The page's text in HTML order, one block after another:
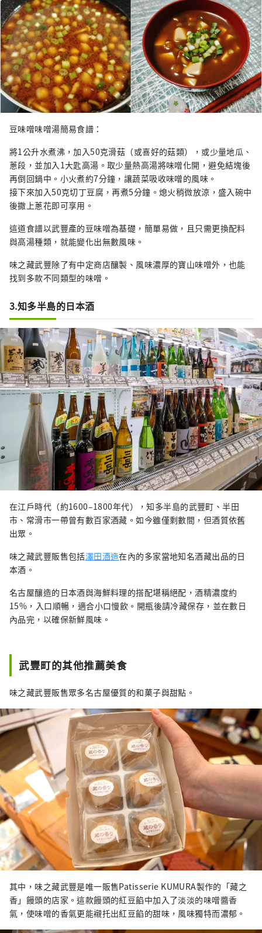
豆味噌味噌湯簡易食譜：
將1公升水煮沸，加入50克滑菇（或喜好的菇類），或少量地瓜、
蔥段，並加入1大匙高湯。取少量熱高湯將味噌化開，避免結塊後
再倒回鍋中。小火煮約7分鐘，讓蔬菜吸收味噌的風味。
接下來加入50克切丁豆腐，再煮5分鐘。熄火稍微放涼，盛入碗中
後撒上蔥花即可享用。
這道食譜以武豐產的豆味噌為基礎，簡單易做，且只需更換配料
與高湯種類，就能變化出無數風味。
味之藏武豐除了有中定商店釀製、風味濃厚的寶山味噌外，也能
找到多款不同類型的味噌。
3.知多半島的日本酒
在江戶時代（約1600–1800年代），知多半島的武豐町、半田
市、常滑市一帶曾有數百家酒藏。如今雖僅剩數間，但酒質依舊
出眾。
味之藏武豐販售包括澤田酒造在內的多家當地知名酒藏出品的日
本酒。
名古屋釀造的日本酒與海鮮料理的搭配堪稱絕配，酒精濃度約
15%，入口順暢，適合小口慢飲。開瓶後請冷藏保存，並在數日
內品完，以確保新鮮風味。
武豐町的其他推薦美食
味之藏武豐販售眾多名古屋優質的和菓子與甜點。
其中，味之藏武豐是唯一販售Patisserie KUMURA製作的「藏之
香」饅頭的店家。這款饅頭的紅豆餡中加入了淡淡的味噌醬香
氣，使味噌的香氣更能襯托出紅豆餡的甜味，風味獨特而濃郁。